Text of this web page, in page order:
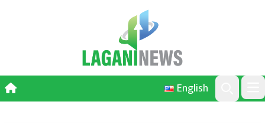
English
Search